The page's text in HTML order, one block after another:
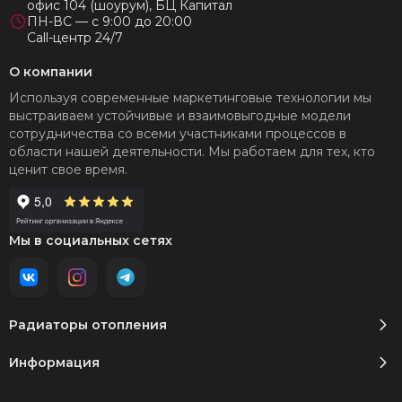
офис 104 (шоурум), БЦ Капитал
ПН-ВС — с 9:00 до 20:00
Call-центр 24/7
Радиаторы отопления
Информация
О компании
Используя современные маркетинговые технологии мы
выстраиваем устойчивые и взаимовыгодные модели
сотрудничества со всеми участниками процессов в
области нашей деятельности. Мы работаем для тех, кто
ценит свое время.
Мы в социальных сетях